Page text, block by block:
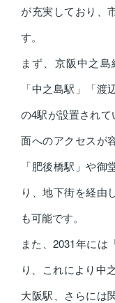
が充実しており、
す。
まず、京阪中之島
「中之島駅」「渡
の4駅が設置され
面へのアクセスが
「肥後橋駅」や
り、地下街を経由
も可能です。
また、2031年には
り、これにより中
大阪駅、さらには